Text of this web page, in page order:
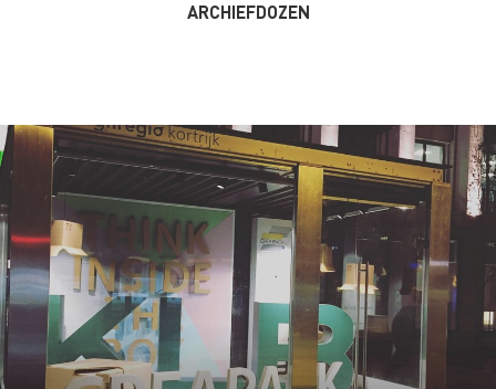
ARCHIEFDOZEN